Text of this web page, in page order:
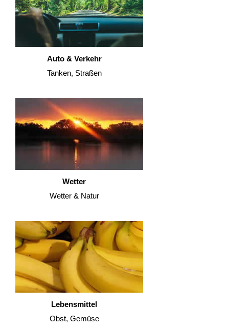
Auto & Verkehr
Tanken, Straßen
Wetter
Wetter & Natur
Lebensmittel
Obst, Gemüse